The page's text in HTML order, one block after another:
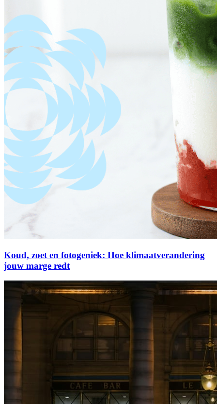
Koud, zoet en fotogeniek: Hoe klimaatverandering
jouw marge redt